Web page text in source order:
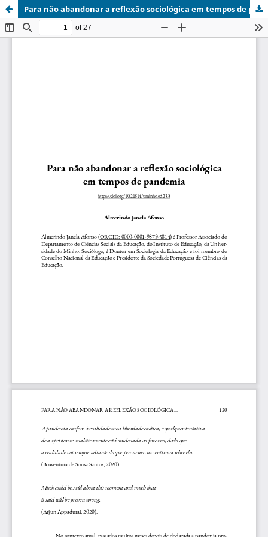
Para não abandonar a reflexão sociológica em tempos de pandemia